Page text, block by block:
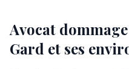
Avocat
Gard et ses